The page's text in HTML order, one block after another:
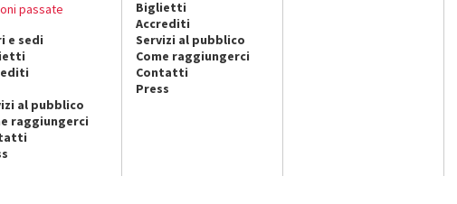
passate
e sedi
al pubblico
raggiungerci
Biglietti
Accrediti
Servizi al pubblico
Come raggiungerci
Contatti
Press